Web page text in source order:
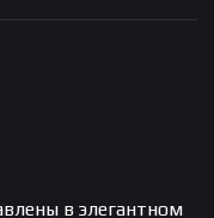
в элегантном